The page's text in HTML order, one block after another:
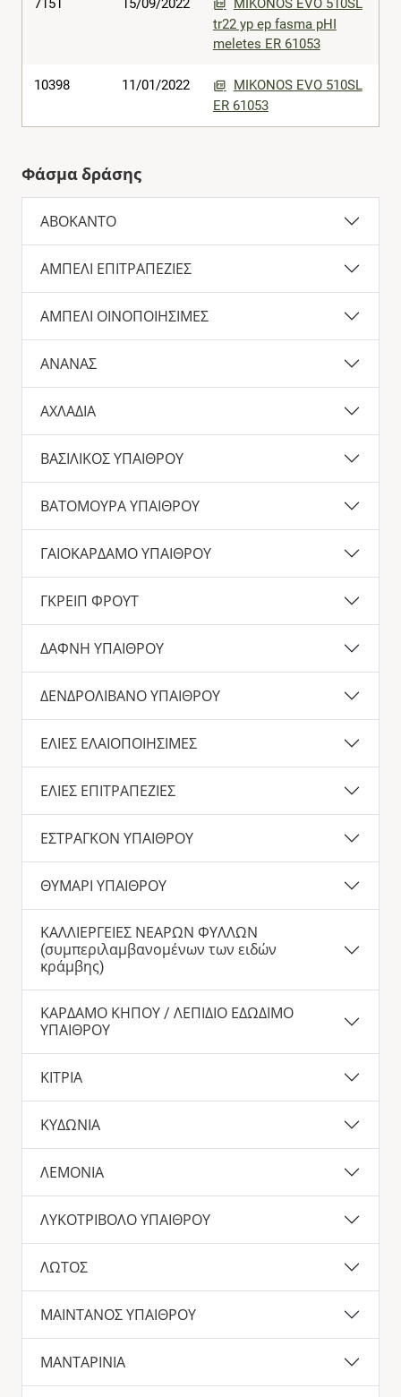
7151 15/09/2022
MIKONOS EVO 510SL
tr22 yp ep fasma pHI
meletes ER 61053
10398 11/01/2022
MIKONOS EVO 510SL
ER 61053
Φάσμα δράσης
ΑΒΟΚΑΝΤΟ
ΑΜΠΕΛΙ ΕΠΙΤΡΑΠΕΖΙΕΣ
ΑΜΠΕΛΙ ΟΙΝΟΠΟΙΗΣΙΜΕΣ
ΑΝΑΝΑΣ
ΑΧΛΑΔΙΑ
ΒΑΣΙΛΙΚΟΣ ΥΠΑΙΘΡΟΥ
ΒΑΤΟΜΟΥΡΑ ΥΠΑΙΘΡΟΥ
ΓΑΙΟΚΑΡΔΑΜΟ ΥΠΑΙΘΡΟΥ
ΓΚΡΕΙΠ ΦΡΟΥΤ
ΔΑΦΝΗ ΥΠΑΙΘΡΟΥ
ΔΕΝΔΡΟΛΙΒΑΝΟ ΥΠΑΙΘΡΟΥ
ΕΛΙΕΣ ΕΛΑΙΟΠΟΙΗΣΙΜΕΣ
ΕΛΙΕΣ ΕΠΙΤΡΑΠΕΖΙΕΣ
ΕΣΤΡΑΓΚΟΝ ΥΠΑΙΘΡΟΥ
ΘΥΜΑΡΙ ΥΠΑΙΘΡΟΥ
ΚΑΛΛΙΕΡΓΕΙΕΣ ΝΕΑΡΩΝ ΦΥΛΛΩΝ
(συμπεριλαμβανομένων των ειδών
κράμβης)
ΚΑΡΔΑΜΟ ΚΗΠΟΥ / ΛΕΠΙΔΙΟ ΕΔΩΔΙΜΟ
ΥΠΑΙΘΡΟΥ
ΚΙΤΡΙΑ
ΚΥΔΩΝΙΑ
ΛΕΜΟΝΙΑ
ΛΥΚΟΤΡΙΒΟΛΟ ΥΠΑΙΘΡΟΥ
ΛΩΤΟΣ
ΜΑΙΝΤΑΝΟΣ ΥΠΑΙΘΡΟΥ
ΜΑΝΤΑΡΙΝΙΑ